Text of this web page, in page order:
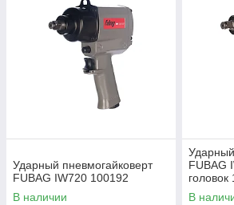
Ударный пневмогайковерт
FUBAG IW720 100192
В наличии
FUBAG
головок
В